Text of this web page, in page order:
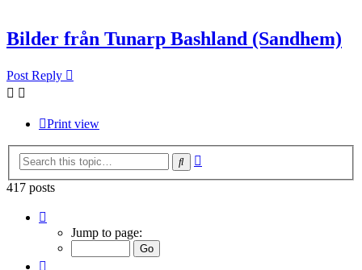
Bilder från Tunarp Bashland (Sandhem)
Post Reply
Print view
Search
417 posts
28
Jump to page: